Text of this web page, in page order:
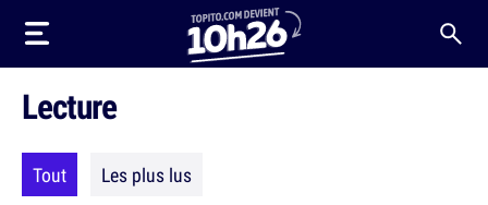
Lecture
Tout Les plus lus